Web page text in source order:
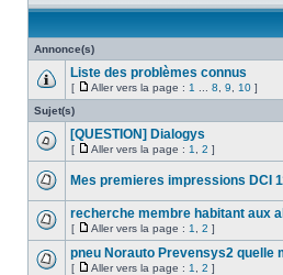
Annonce(s)
Liste des problèmes connus
[ Aller vers la page : 1 8 9 10 ]
Sujet(s)
[QUESTION] Dialogys
[ Aller vers la page : 1 2 ]
Mes premieres impressions DCI
recherche membre habitant aux
[ Aller vers la page : 1 2 ]
pneu Norauto Prevensys2 quelle
[ Aller vers la page : 1 2 ]